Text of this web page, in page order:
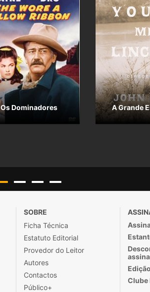
Os Dominadores A Grande
SOBRE
Ficha Técnica
Estatuto Editorial
Provedor do Leitor
Autores
Contactos
Público+
Clube